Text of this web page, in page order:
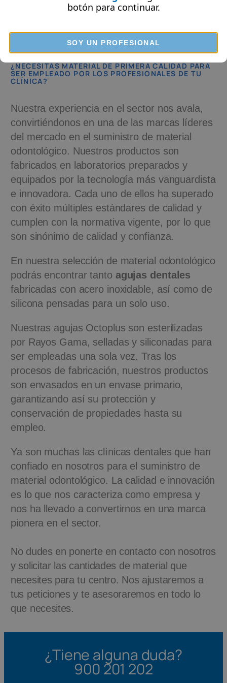
que cumplen con las altas
¿NECESITAS MATERIAL DE PRIMERA CALIDAD PARA
SER EMPLEADO POR LOS PROFESIONALES DE TU
CLÍNICA?
Nuestra experiencia en el sector nos avala,
convirtiéndonos en una de las marcas líderes
del mercado en el suministro de material
odontológico. Nuestros productos son
fabricados en laboratorios preparados y
equipados por la tecnología más vanguardista
e innovadora. Cada uno de ellos ha superado
con éxito múltiples estándares de calidad y
cumplen con la normativa vigente, por lo que
son sinónimo de calidad y confianza.
En nuestra selección de material odontológico
podrás encontrar tanto agujas dentales
fabricadas con acero inoxidable, así como de
silicona pensadas para un solo uso.
Nuestras agujas Octoplus son esterilizadas
por Rayos Gama, selladas y siliconadas para
ser empleadas una sola vez. Tras los
procesos de fabricación, nuestros productos
son envasados en un envase primario,
garantizando así su protección y
conservación de propiedades hasta su
empleo.
Ya son muchas las clínicas dentales que han
confiado en nosotros para el suministro de
material odontológico. La calidad e innovación
es lo que nos caracteriza como empresa y
nos ha llevado a convertirnos en una marca
pionera en el sector.
No dudes en ponerte en contacto con nosotros
y solicitar las cantidades de material que
necesites para tu centro. Nos ajustaremos a
tus peticiones y te asesoraremos en todo lo
que necesites.
¿Tiene alguna duda?
900 201 202
botón para continuar.
SOY UN PROFESIONAL